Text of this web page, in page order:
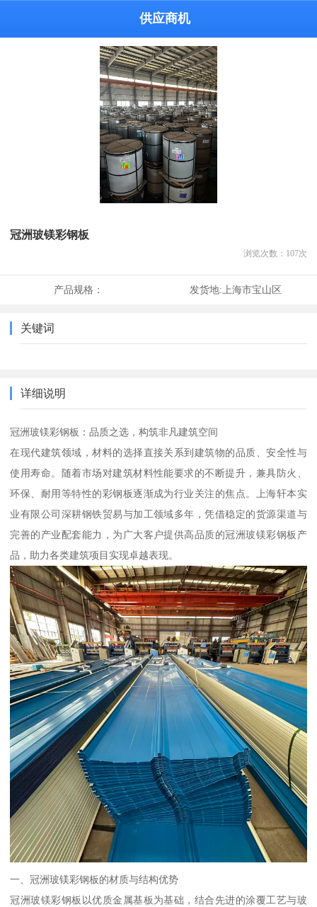
供应商机
冠洲玻镁彩钢板
浏览次数： 107次
产品规格： 发货地:上海市宝山区
关键词
详细说明
冠洲玻镁彩钢板：品质之选，构筑非凡建筑空间
在现代建筑领域，材料的选择直接关系到建筑物的品质、安全性与
使用寿命。随着市场对建筑材料性能要求的不断提升，兼具防火、
环保、耐用等特性的彩钢板逐渐成为行业关注的焦点。上海轩本实
业有限公司深耕钢铁贸易与加工领域多年，凭借稳定的货源渠道与
完善的产业配套能力，为广大客户提供高品质的冠洲玻镁彩钢板产
品，助力各类建筑项目实现卓越表现。
一、冠洲玻镁彩钢板的材质与结构优势
冠洲玻镁彩钢板以优质金属基板为基础，结合先进的涂覆工艺与玻